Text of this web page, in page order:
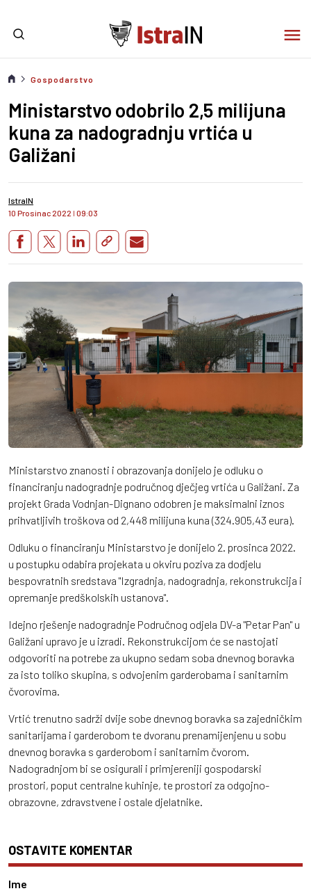
Gospodarstvo
Ministarstvo odobrilo 2,5 milijuna
kuna za nadogradnju vrtića u
Galižani
IstraIN
10 Prosinac 2022 I 09:03
Ministarstvo znanosti i obrazovanja donijelo je odluku o
financiranju nadogradnje područnog dječjeg vrtića u Galižani. Za
projekt Grada Vodnjan-Dignano odobren je maksimalni iznos
prihvatljivih troškova od 2,448 milijuna kuna (324.905,43 eura).
Odluku o financiranju Ministarstvo je donijelo 2. prosinca 2022.
u postupku odabira projekata u okviru poziva za dodjelu
bespovratnih sredstava "Izgradnja, nadogradnja, rekonstrukcija i
opremanje predškolskih ustanova".
Idejno rješenje nadogradnje Područnog odjela DV-a "Petar Pan" u
Galižani upravo je u izradi. Rekonstrukcijom će se nastojati
odgovoriti na potrebe za ukupno sedam soba dnevnog boravka
za isto toliko skupina, s odvojenim garderobama i sanitarnim
čvorovima.
Vrtić trenutno sadrži dvije sobe dnevnog boravka sa zajedničkim
sanitarijama i garderobom te dvoranu prenamijenjenu u sobu
dnevnog boravka s garderobom i sanitarnim čvorom.
Nadogradnjom bi se osigurali i primjereniji gospodarski
prostori, poput centralne kuhinje, te prostori za odgojno-
obrazovne, zdravstvene i ostale djelatnike.
OSTAVITE KOMENTAR
Ime